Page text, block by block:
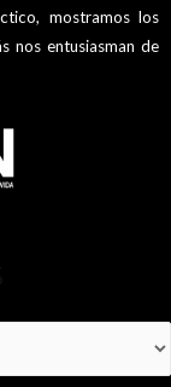
mostramos los
nos entusiasman de